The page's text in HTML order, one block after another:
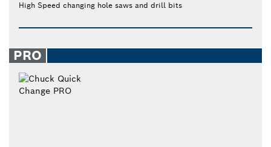
High Speed changing hole saws and drill bits
PRO